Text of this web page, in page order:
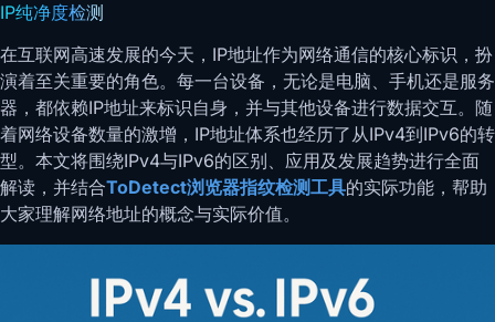
IP纯净度检测
在互联网高速发展的今天，IP地址作为网络通信的核心标识，扮
演着至关重要的角色。每一台设备，无论是电脑、手机还是服务
器，都依赖IP地址来标识自身，并与其他设备进行数据交互。随
着网络设备数量的激增，IP地址体系也经历了从IPv4到IPv6的转
型。本文将围绕IPv4与IPv6的区别、应用及发展趋势进行全面
解读，并结合ToDetect浏览器指纹检测工具的实际功能，帮助
大家理解网络地址的概念与实际价值。